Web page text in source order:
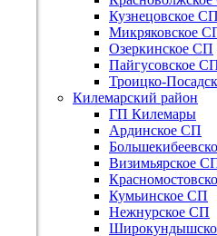
Кузнецовское СП
Микряковское
Озеркинское СП
Пайгусовское
Троицко-
Килемарский район
ГП Килемары
Ардинское СП
Визимьярское
Кумьинское СП
Нежнурское СП